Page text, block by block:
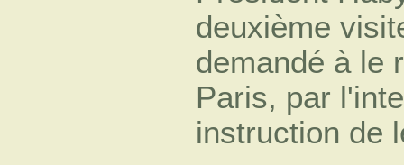
deuxième
demandé à le
Paris, par
instruction de